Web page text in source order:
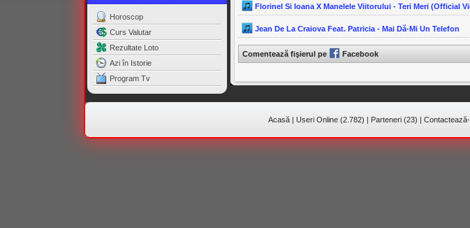
Horoscop
Curs Valutar
Rezultate Loto
Azi în Istorie
Program Tv
Florinel Si Ioana X Manelele Viitorului - Teri Meri (Official
Jean De La Craiova Feat. Patricia - Mai Dă-Mi Un Telefon
Comentează fişierul pe Facebook
Acasă| Useri Online (2.782) | Parteneri (23) |